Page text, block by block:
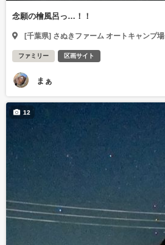
念願の檜風呂っ…！！
[千葉県] さぬきファーム オートキャンプ場
ファミリー 区画サイト
まぁ
12